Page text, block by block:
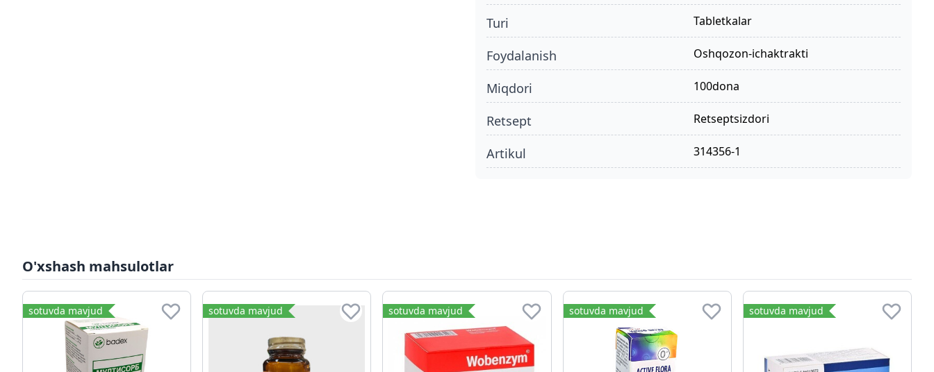
turi tabletkalar
foydalanish oshqozon-ichaktrakti
miqdori 100dona
retsept retseptsizdori
Artikul 314356-1
O'xshash mahsulotlar
sotuvda mavjud sotuvda mavjud sotuvda mavjud sotuvda mavjud sotuvda mavjud